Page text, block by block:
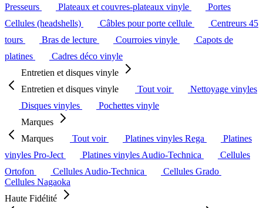
Presseurs
Plateaux et couvres-plateaux vinyle
Portes
Cellules (headshells)
Câbles pour porte cellule
Centreurs 45
tours
Bras de lecture Courroies vinyle
Capots de
platines
Cadres déco vinyle
Entretien et disques vinyle
Entretien et disques vinyle
Tout voir
Nettoyage vinyles
Disques vinyles
Pochettes vinyle
Marques
Marques
Tout voir Platines vinyles Rega
Platines
vinyles Pro-Ject
Platines vinyles Audio-Technica
Cellules
Ortofon
Cellules Audio-Technica
Cellules Grado
Cellules Nagaoka
Haute Fidélité